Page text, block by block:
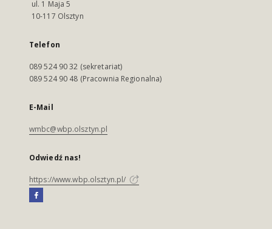
ul. 1 Maja 5
10-117 Olsztyn
Telefon
089 524 90 32 (sekretariat)
089 524 90 48 (Pracownia Regionalna)
E-Mail
wmbc@wbp.olsztyn.pl
Odwiedź nas!
https://www.wbp.olsztyn.pl/